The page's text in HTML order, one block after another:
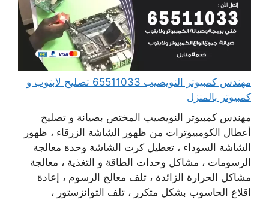
مهندس كمبيوتر النويصيب 65511033 تصليح لابتوب و
كمبيوتر بالمنزل
مهندس كمبيوتر النويصيب المختص بصيانة و تصليح
أعطال الكومبيوترات من ظهور الشاشة الزرقاء ، ظهور
الشاشة السوداء ، تعطيل كرت الشاشة وحدة معالجة
الرسومات ، مشاكل وحدات الطاقة و التغذية ، معالجة
مشاكل الحرارة الزائدة ، تلف معالج الرسوم ، إعادة
اقلاع الحاسوب بشكل متكرر ، تلف التوانزستور ،